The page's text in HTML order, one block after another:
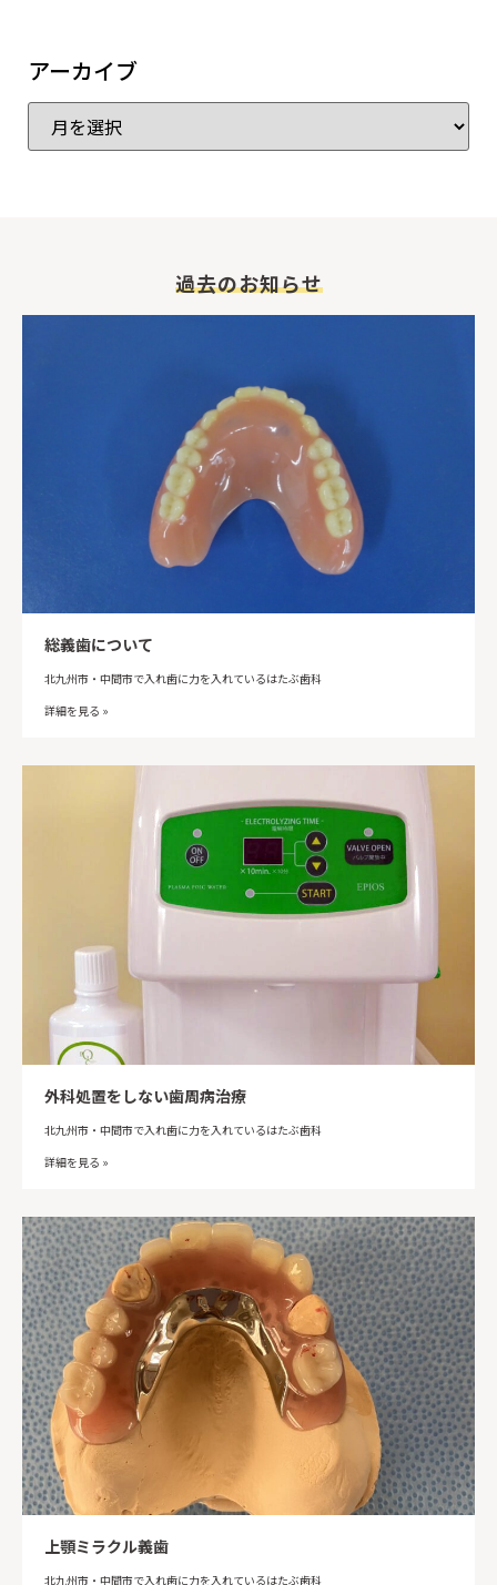
アーカイブ
過去のお知らせ
総義歯について
北九州市・中間市で入れ歯に力を入れているはたぶ歯科
詳細を見る »
外科処置をしない歯周病治療
北九州市・中間市で入れ歯に力を入れているはたぶ歯科
詳細を見る »
上顎ミラクル義歯
北九州市・中間市で入れ歯に力を入れているはたぶ歯科